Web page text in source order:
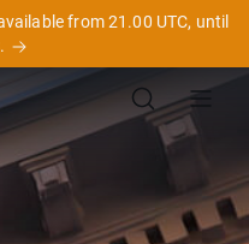
from 21.00 UTC, until